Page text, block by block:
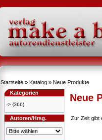
Startseite » Katalog » Neue Produkte
Kategorien
-> (366)
Autoren/Hrsg.
Neue
Zur Zeit gibt